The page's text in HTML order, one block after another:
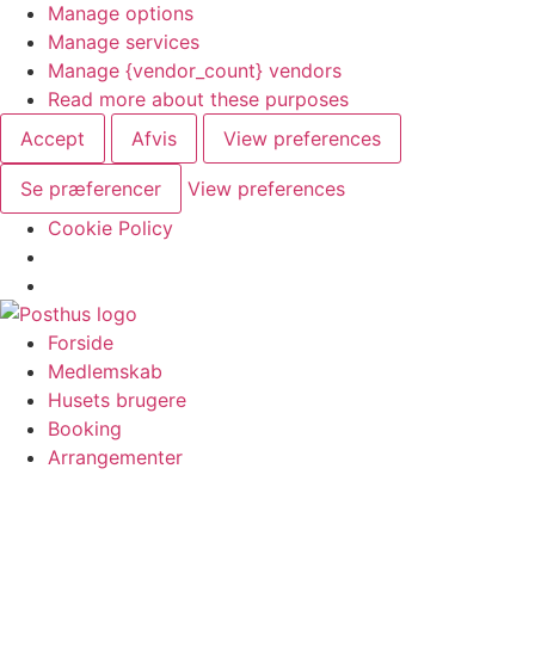
Manage options
Manage services
Manage {vendor_count} vendors
Read more about these purposes
Accept
Afvis View preferences
Se præferencer
View preferences
Cookie Policy
Forside
Medlemskab
Husets brugere
Booking
Arrangementer